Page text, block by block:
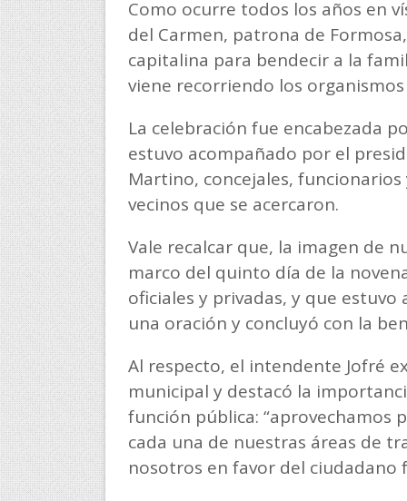
Como ocurre todos los años en
del Carmen, patrona de
capitalina para bendecir a la
viene recorriendo los
La celebración fue encabezada
estuvo acompañado por el
Martino, concejales,
vecinos que se acercaron.
Vale recalcar que, la imagen de
marco del quinto día de la
oficiales y privadas, y que
una oración y concluyó con la
Al respecto, el intendente Jofré
municipal y destacó la
función pública: “aprovechamos
cada una de nuestras áreas de
nosotros en favor del ciudadano